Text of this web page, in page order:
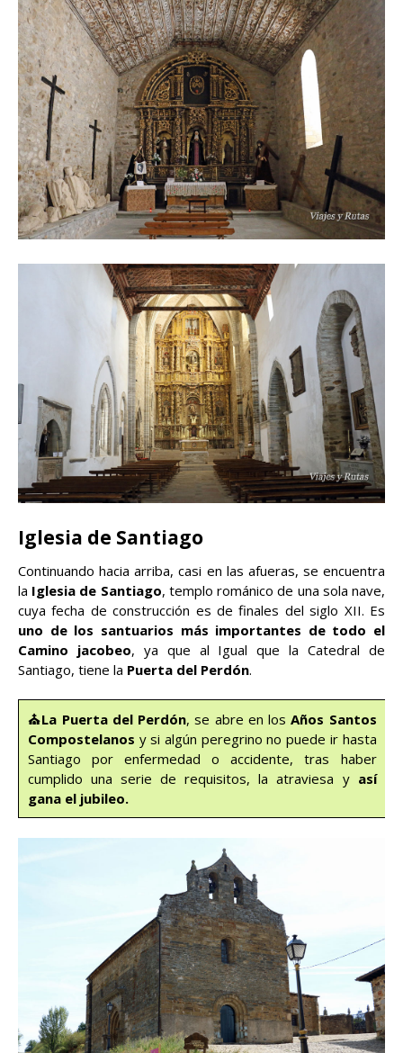
Iglesia de Santiago
Continuando hacia arriba, casi en las afueras, se encuentra
la Iglesia de Santiago, templo románico de una sola nave,
cuya fecha de construcción es de finales del siglo XII. Es
uno de los santuarios más importantes de todo el
Camino jacobeo, ya que al Igual que la Catedral de
Santiago, tiene la Puerta del Perdón.
⛪La Puerta del Perdón, se abre en losAños Santos
Compostelanos y si algún peregrino no puede ir hasta
Santiago por enfermedad o accidente, tras haber
cumplido una serie de requisitos, la atraviesa y así
gana el jubileo.